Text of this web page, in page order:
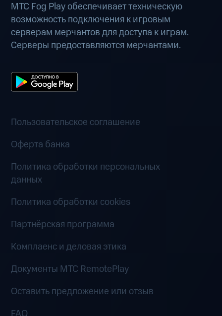
МТС Fog Play обеспечивает техническую
возможность подключения к игровым
серверам мерчантов для доступа к играм.
Серверы предоставляются мерчантами.
Пользовательское соглашение
Оферта банка
Политика обработки персональных
данных
Политика обработки cookies
Партнёрская программа
Комплаенс и деловая этика
Документы MTC RemotePlay
Оставить предложение или отзыв